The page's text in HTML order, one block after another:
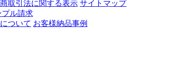
取引法に関する表示 サイトマップ
プル請求
ついて お客様納品事例